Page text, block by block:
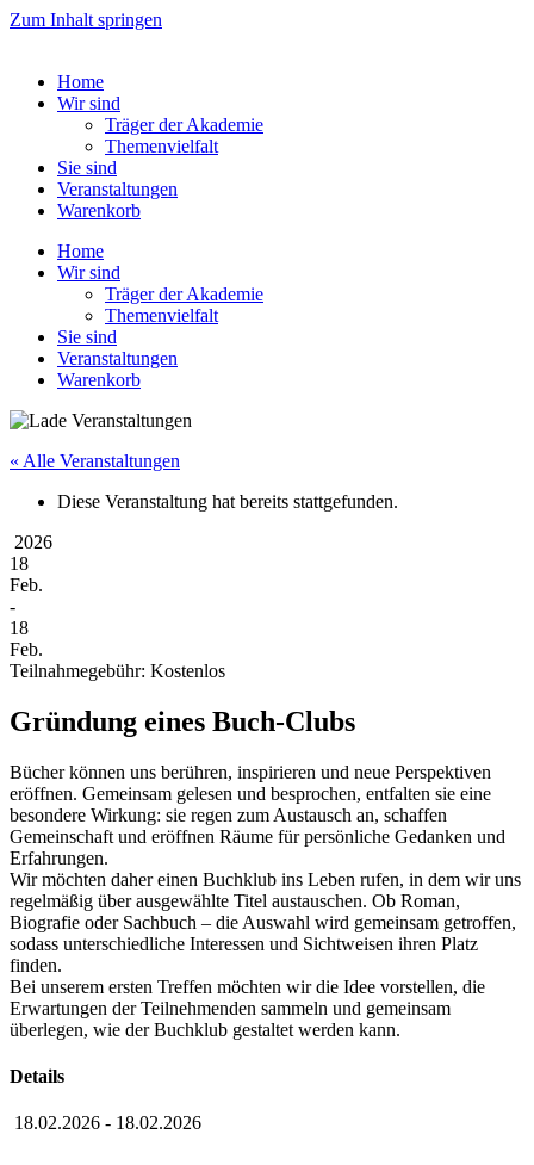
Zum Inhalt springen
Home
Wir sind
Träger der Akademie
Themenvielfalt
Sie sind
Veranstaltungen
Warenkorb
Home
Wir sind
Träger der Akademie
Themenvielfalt
Sie sind
Veranstaltungen
Warenkorb
« Alle Veranstaltungen
Diese Veranstaltung hat bereits stattgefunden.
2026
18
Feb.
-
18
Feb.
Teilnahmegebühr: Kostenlos
Gründung eines Buch-Clubs
Bücher können uns berühren, inspirieren und neue Perspektiven
eröffnen. Gemeinsam gelesen und besprochen, entfalten sie eine
besondere Wirkung: sie regen zum Austausch an, schaffen
Gemeinschaft und eröffnen Räume für persönliche Gedanken und
Erfahrungen.
Wir möchten daher einen Buchklub ins Leben rufen, in dem wir uns
regelmäßig über ausgewählte Titel austauschen. Ob Roman,
Biografie oder Sachbuch – die Auswahl wird gemeinsam getroffen,
sodass unterschiedliche Interessen und Sichtweisen ihren Platz
finden.
Bei unserem ersten Treffen möchten wir die Idee vorstellen, die
Erwartungen der Teilnehmenden sammeln und gemeinsam
überlegen, wie der Buchklub gestaltet werden kann.
Details
18.02.2026 - 18.02.2026